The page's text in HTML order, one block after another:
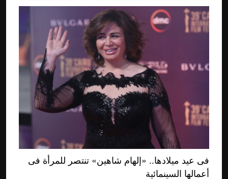
فى عيد ميلادها.. «إلهام شاهين» تنتصر للمرأة فى
أعمالها السينمائية